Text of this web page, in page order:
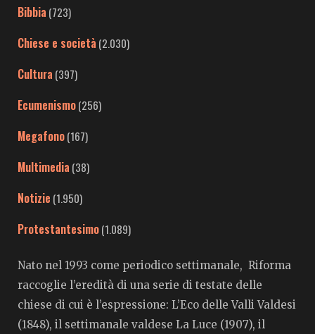
Bibbia (723)
Chiese e società (2.030)
Cultura (397)
Ecumenismo(256)
Megafono(167)
Multimedia (38)
Notizie (1.950)
Protestantesimo(1.089)
Nato nel 1993 come periodico settimanale, Riforma
raccoglie l’eredità di una serie di testate delle
chiese di cui è l’espressione: L’Eco delle Valli Valdesi
(1848), il settimanale valdese La Luce (1907), il